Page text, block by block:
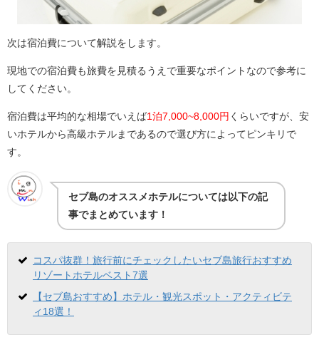
次は宿泊費について解説をします。
現地での宿泊費も旅費を見積るうえで重要なポイントなので参考に
してください。
宿泊費は平均的な相場でいえば1泊7,000~8,000円 くらいですが、安
いホテルから高級ホテルまであるので選び方によってピンキリで
す。
セブ島のオススメホテルについては以下の記
事でまとめています！
コスパ抜群！旅行前にチェックしたいセブ島旅行おすすめ
リゾートホテルベスト7選
【セブ島おすすめ】ホテル・観光スポット・アクティビテ
ィ18選！